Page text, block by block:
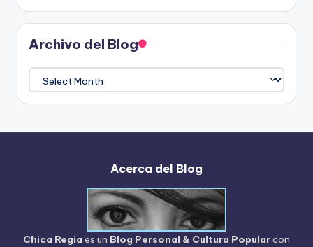
Archivo del Blog
Archivo
del
Blog
Acerca del Blog
Chica Regia es un Blog Personal & Cultura Popularcon